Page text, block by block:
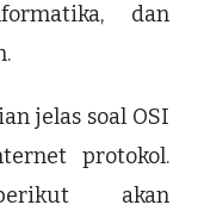
dan
jelas soal OSI
protokol.
akan